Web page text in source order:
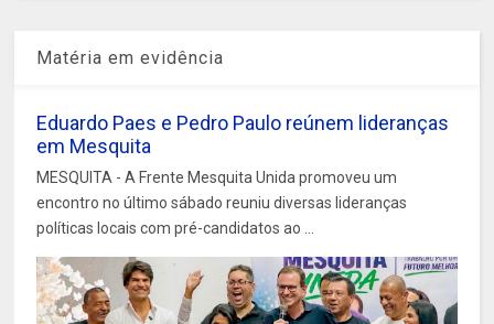
Matéria em evidência
Eduardo Paes e Pedro Paulo reúnem lideranças
em Mesquita
MESQUITA - A Frente Mesquita Unida promoveu um
encontro no último sábado reuniu diversas lideranças
políticas locais com pré-candidatos ao ...